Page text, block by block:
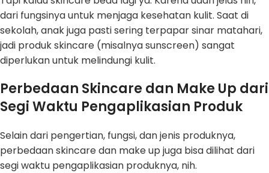
dari fungsinya untuk menjaga kesehatan kulit. Saat di
sekolah, anak juga pasti sering terpapar sinar matahari,
jadi produk skincare (misalnya sunscreen) sangat
diperlukan untuk melindungi kulit.
Perbedaan Skincare dan Make Up dari
Segi Waktu Pengaplikasian Produk
Selain dari pengertian, fungsi, dan jenis produknya,
perbedaan skincare dan make up juga bisa dilihat dari
segi waktu pengaplikasian produknya, nih.